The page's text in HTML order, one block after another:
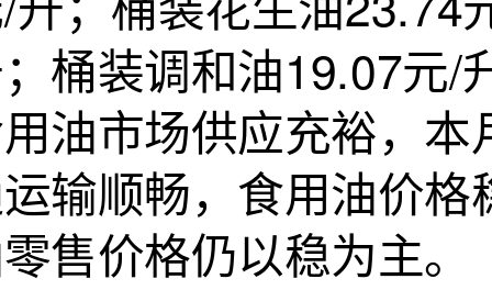
桶装调和油19.07元/
油市场供应充裕，
输顺畅，食用油价
售价格仍以稳为主。